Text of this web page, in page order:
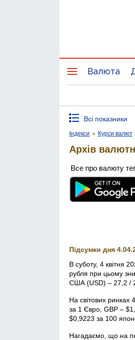
Валюта
Всі показники
Індекси » Курси валют
Архів
Все про валюту
Підсумки дня
В суботу, 4 квітня
рубля при цьому
США (USD) – 27,2 /
На світових
за 1 Євро, GBP –
$0,9223 за 100
Нагадаємо, що на